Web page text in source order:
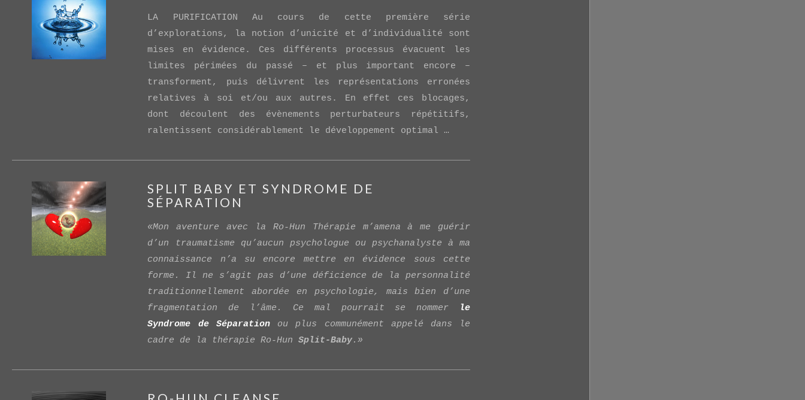
LA PURIFICATION Au cours de cette première série
d’explorations, la notion d’unicité et d’individualité sont
mises en évidence. Ces différents processus évacuent les
limites périmées du passé – et plus important encore –
transforment, puis délivrent les représentations erronées
relatives à soi et/ou aux autres. En effet ces blocages,
dont découlent des évènements perturbateurs répétitifs,
ralentissent considérablement le développement optimal …
SPLIT BABY ET SYNDROME DE
SÉPARATION
«Mon aventure avec la Ro-Hun Thérapie m’amena à me guérir
d’un traumatisme qu’aucun psychologue ou psychanalyste à ma
connaissance n’a su encore mettre en évidence sous cette
forme. Il ne s’agit pas d’une déficience de la personnalité
traditionnellement abordée en psychologie, mais bien d’une
fragmentation de l’âme. Ce mal pourrait se nommer
le
Syndrome de Séparation
ou plus communément appelé dans le
cadre de la thérapie Ro-HunSplit-Baby.»